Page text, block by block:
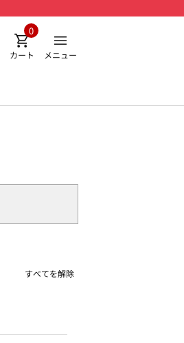
カート
0
メニュー
すべてを解除